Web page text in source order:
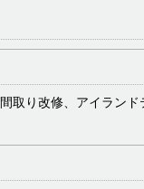
取り改修、アイランド